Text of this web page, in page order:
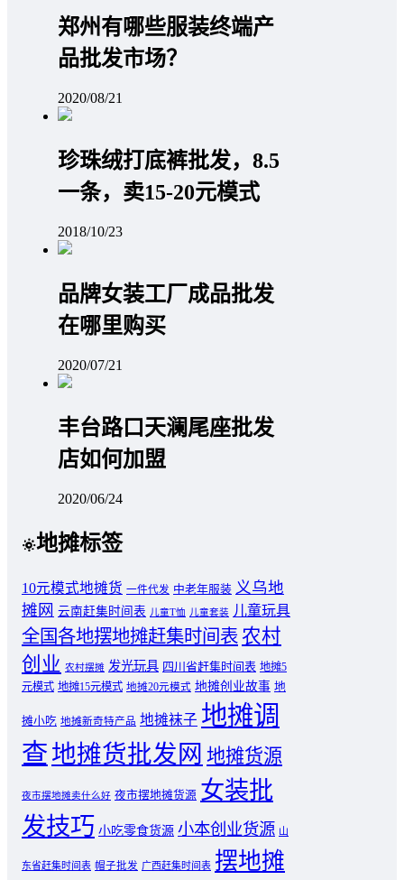
郑州有哪些服装终端产
品批发市场？
2020/08/21
珍珠绒打底裤批发，8.5
一条，卖15-20元模式
2018/10/23
品牌女装工厂成品批发
在哪里购买
2020/07/21
丰台路口天澜尾座批发
店如何加盟
2020/06/24
地摊标签
10元模式地摊货 一件代发 中老年服装 义乌地
摊网 云南赶集时间表 儿童T恤 儿童套装 儿童玩具
全国各地摆地摊赶集时间表 农村
创业 农村摆摊 发光玩具 四川省赶集时间表 地摊5
元模式 地摊15元模式 地摊20元模式 地摊创业故事 地
摊小吃 地摊新奇特产品 地摊袜子 地摊调
查地摊货批发网 地摊货源
夜市摆地摊卖什么好 夜市摆地摊货源 女装批
发技巧 小吃零食货源 小本创业货源 山
东省赶集时间表 帽子批发 广西赶集时间表 摆地摊